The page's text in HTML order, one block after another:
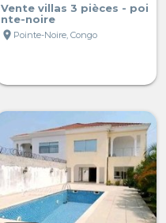
Vente villas 3 pièces - poi
nte-noire
location_on Pointe-Noire, Congo